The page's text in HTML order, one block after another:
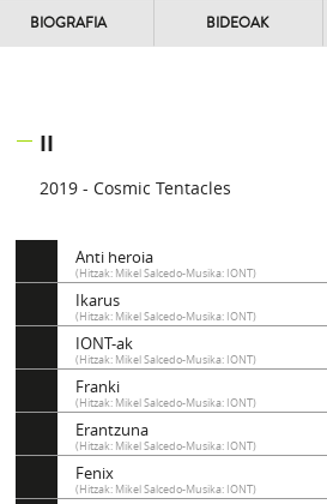
BIOGRAFIA BIDEOAK
II
2019 - Cosmic Tentacles
Anti heroia
(Hitzak: Mikel Salcedo-Musika: IONT)
Ikarus
(Hitzak: Mikel Salcedo-Musika: IONT)
IONT-ak
(Hitzak: Mikel Salcedo-Musika: IONT)
Franki
(Hitzak: Mikel Salcedo-Musika: IONT)
Erantzuna
(Hitzak: Mikel Salcedo-Musika: IONT)
Fenix
(Hitzak: Mikel Salcedo-Musika: IONT)